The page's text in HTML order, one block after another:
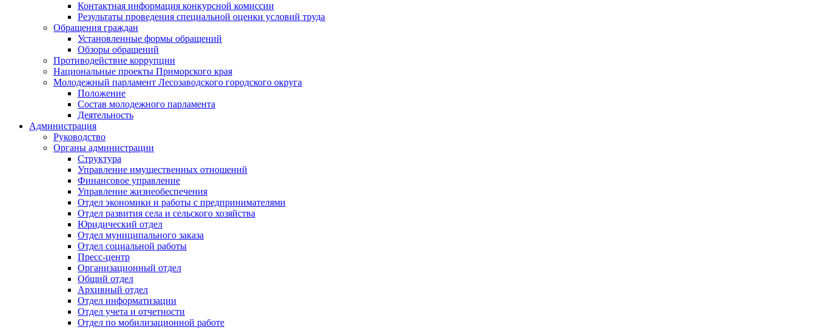
Контактная информация конкурсной комиссии
Результаты проведения специальной оценки условий труда
Обращения граждан
Установленные формы обращений
Обзоры обращений
Противодействие коррупции
Национальные проекты Приморского края
Молодежный парламент Лесозаводского городского округа
Положение
Состав молодежного парламента
Деятельность
Администрация
Руководство
Органы администрации
Структура
Управление имущественных отношений
Финансовое управление
Управление жизнеобеспечения
Отдел экономики и работы с предпринимателями
Отдел развития села и сельского хозяйства
Юридический отдел
Отдел муниципального заказа
Отдел социальной работы
Пресс-центр
Организационный отдел
Общий отдел
Архивный отдел
Отдел информатизации
Отдел учета и отчетности
Отдел по мобилизационной работе